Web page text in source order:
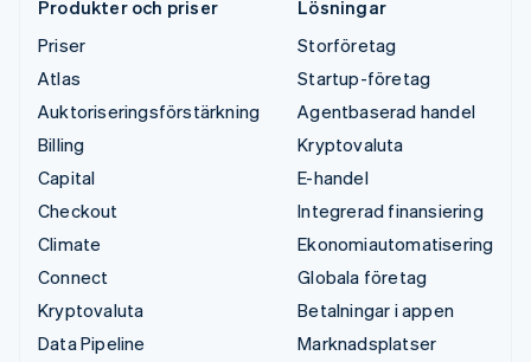
Produkter och priser
Priser
Atlas
Auktoriseringsförstärkning
Billing
Capital
Checkout
Climate
Connect
Kryptovaluta
Data Pipeline
Lösningar
Storföretag
Startup-företag
Agentbaserad handel
Kryptovaluta
E-handel
Integrerad finansiering
Ekonomiautomatisering
Globala företag
Betalningar i appen
Marknadsplatser